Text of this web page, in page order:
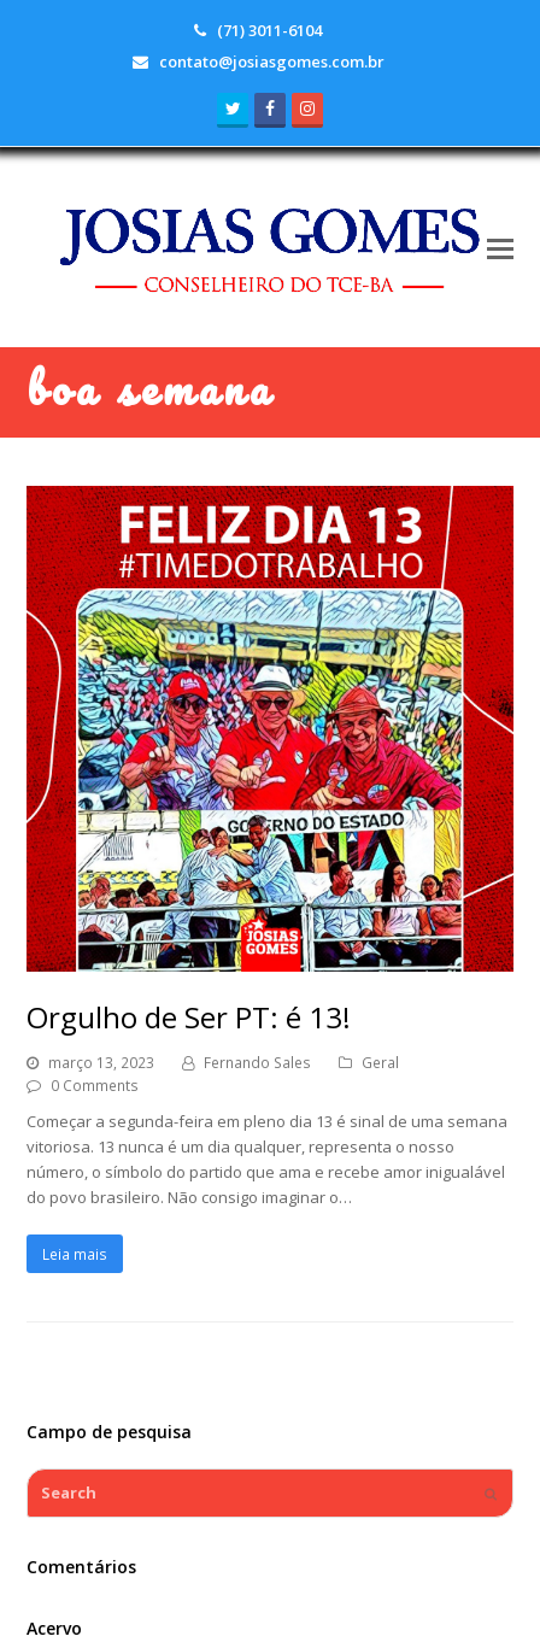
(71) 3011-6104
contato@josiasgomes.com.br
TwitterFacebook
boa semana
Orgulho de Ser PT: é 13!
março 13, 2023 Fernando Sales
Geral
0 Comments
Começar a segunda-feira em pleno dia 13 é sinal de uma semana
vitoriosa. 13 nunca é um dia qualquer, representa o nosso
número, o símbolo do partido que ama e recebe amor inigualável
do povo brasileiro. Não consigo imaginar o…
Leia mais
Campo de pesquisa
Search
Comentários
Acervo